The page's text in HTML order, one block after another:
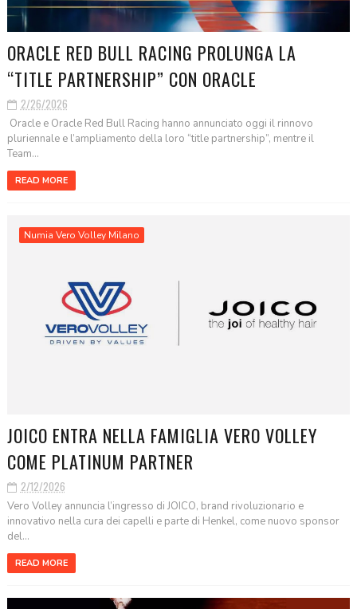
ORACLE RED BULL RACING PROLUNGA LA
“TITLE PARTNERSHIP” CON ORACLE
2/26/2026
Oracle e Oracle Red Bull Racing hanno annunciato oggi il rinnovo
pluriennale e l’ampliamento della loro “title partnership”, mentre il
Team...
READ MORE
Numia Vero Volley Milano
JOICO ENTRA NELLA FAMIGLIA VERO VOLLEY
COME PLATINUM PARTNER
2/12/2026
Vero Volley annuncia l’ingresso di JOICO, brand rivoluzionario e
innovativo nella cura dei capelli e parte di Henkel, come nuovo sponsor
del...
READ MORE